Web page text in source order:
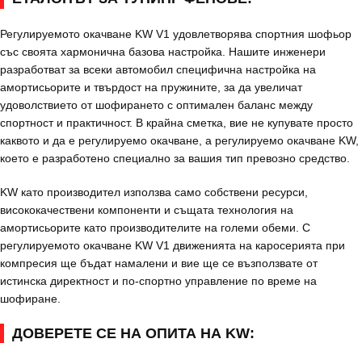
Регулируемото окачване KW V1 удовлетворява спортния шофьор
със своята хармонична базова настройка. Нашите инженери
разработват за всеки автомобил специфична настройка на
амортисьорите и твърдост на пружините, за да увеличат
удоволствието от шофирането с оптимален баланс между
спортност и практичност. В крайна сметка, вие не купувате просто
каквото и да е регулируемо окачване, а регулируемо окачване KW,
което е разработено специално за вашия тип превозно средство.
KW като производител използва само собствени ресурси,
висококачествени компоненти и същата технология на
амортисьорите като производителите на големи обеми. С
регулируемото окачване KW V1 движенията на каросерията при
компресия ще бъдат намалени и вие ще се възползвате от
истинска директност и по-спортно управление по време на
шофиране.
ДОВЕРЕТЕ СЕ НА ОПИТА НА KW: